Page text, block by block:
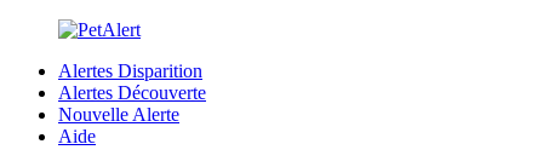
Alertes Disparition
Alertes Découverte
Nouvelle Alerte
Aide